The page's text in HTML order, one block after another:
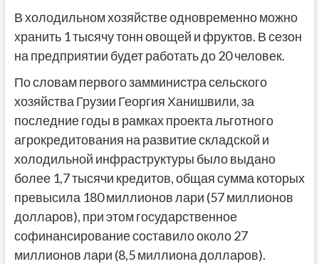
В холодильном хозяйстве одновременно можно
хранить 1 тысячу тонн овощей и фруктов. В сезон
на предприятии будет работать до 20 человек.
По словам первого замминистра сельского
хозяйства Грузии Георгия Ханишвили, за
последние годы в рамках проекта льготного
агрокредитования на развитие складской и
холодильной инфраструктуры было выдано
более 1,7 тысячи кредитов, общая сумма которых
превысила 180 миллионов лари (57 миллионов
долларов), при этом государственное
софинансирование составило около 27
миллионов лари (8,5 миллиона долларов).